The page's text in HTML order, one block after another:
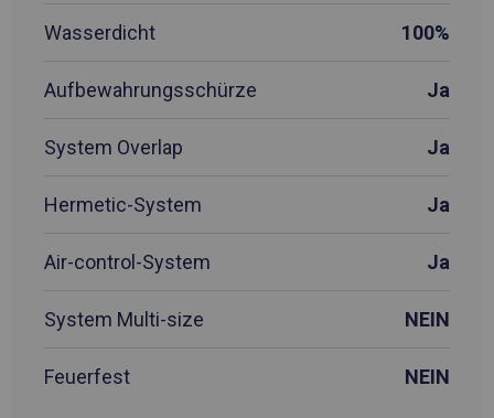
Wasserdicht 100%
Aufbewahrungsschürze Ja
System Overlap Ja
Hermetic-System Ja
Air-control-System Ja
System Multi-size NEIN
Feuerfest NEIN